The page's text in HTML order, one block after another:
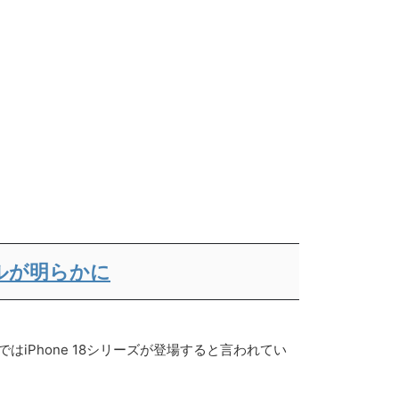
が明らかに
はiPhone 18シリーズが登場すると言われてい